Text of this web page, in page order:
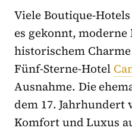
Viele Boutique-
es gekonnt, moderne
historischem
Fünf-Sterne-Hotel
Ausnahme. Die
dem 17. Jahrhundert
Komfort und Luxus